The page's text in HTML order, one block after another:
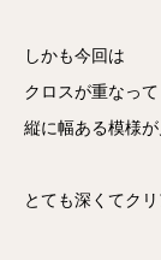
しかも今回は
クロスが重なって
縦に幅ある模様
とても深くてク